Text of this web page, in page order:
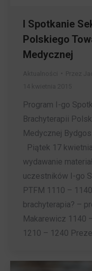
I Spotkanie
Polskiego
Medycznej
Program I-go
Brachyterapii
Medycznej
Piątek 17
wydawanie
uczestników I-go
PTFM 1110 –
brachyterapia? –
Makarewicz 1140
1210 – 1240